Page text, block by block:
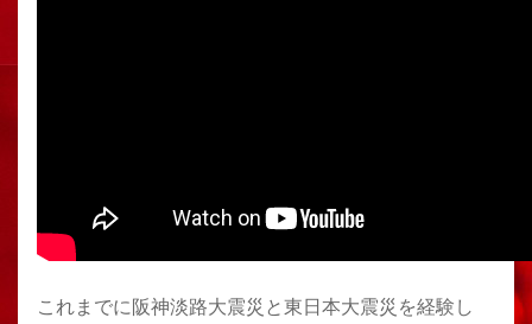
これまでに阪神淡路大震災と東日本大震災を経験し